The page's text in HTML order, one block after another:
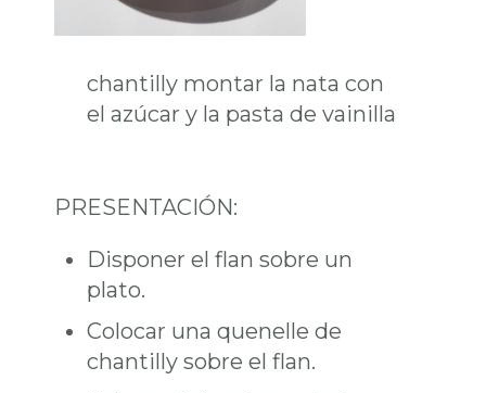
chantilly montar la nata con
el azúcar y la pasta de vainilla
PRESENTACIÓN:
Disponer el flan sobre un
plato.
Colocar una quenelle de
chantilly sobre el flan.